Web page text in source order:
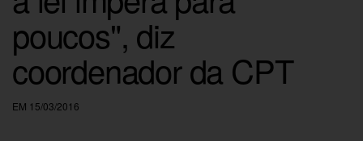
poucos", diz
coordenador da CPT
EM 15/03/2016